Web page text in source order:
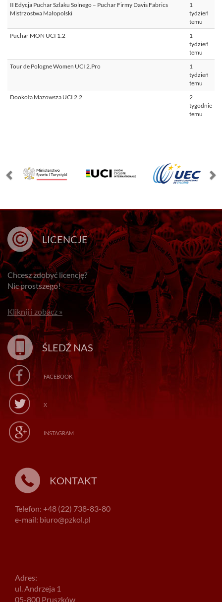
II Edycja Puchar Szlaku Solnego – Puchar Firmy Davis Fabrics
Mistrzostwa Małopolski
1
tydzień
temu
Puchar MON UCI 1.2
1
tydzień
temu
Tour de Pologne Women UCI 2.Pro
1
tydzień
temu
Dookoła Mazowsza UCI 2.2
2
tygodnie
temu
LICENCJE
Chcesz zdobyć licencję?
Nic prostszego!
Kliknij i zobacz »
ŚLEDŹ NAS
FACEBOOK
X
INSTAGRAM
KONTAKT
Telefon: +48 (22) 738-83-80
e-mail: biuro@pzkol.pl
Adres:
ul. Andrzeja 1
05-800 Pruszków